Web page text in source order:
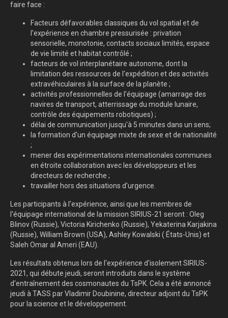
faire face :
Facteurs défavorables classiques du vol spatial et de
l'expérience en chambre pressurisée : privation
sensorielle, monotonie, contacts sociaux limités, espace
de vie limité et habitat contrôlé ;
facteurs de vol interplanétaire autonome, dont la
limitation des ressources de l'expédition et des activités
extravéhiculaires à la surface de la planète ;
activités professionnelles de l'équipage (amarrage des
navires de transport, atterrissage du module lunaire,
contrôle des équipements robotiques) ;
délai de communication jusqu'à 5 minutes dans un sens;
la formation d'un équipage mixte de sexe et de nationalité
;
mener des expérimentations internationales communes
en étroite collaboration avec les développeurs et les
directeurs de recherche ;
travailler hors des situations d'urgence.
Les participants à l'expérience, ainsi que les membres de
l'équipage international de la mission SIRIUS-21 seront : Oleg
Blinov (Russie), Victoria Kirichenko (Russie), Yekaterina Karjakina
(Russie), William Brown (USA), Ashley Kowalski ( États-Unis) et
Saleh Omar al Ameri (EAU).
Les résultats obtenus lors de l'expérience d'isolement SIRIUS-
2021, qui débute jeudi, seront introduits dans le système
d'entraînement des cosmonautes du TsPK. Cela a été annoncé
jeudi à TASS par Vladimir Doubinine, directeur adjoint du TsPK
pour la science et le développement.